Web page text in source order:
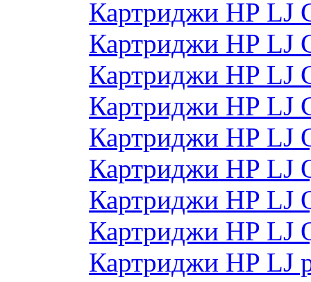
Картриджи HP LJ
Картриджи HP LJ
Картриджи HP LJ
Картриджи HP LJ
Картриджи HP LJ
Картриджи HP LJ
Картриджи HP LJ
Картриджи HP LJ
Картриджи HP LJ